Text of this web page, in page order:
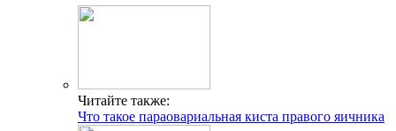
Читайте также:
Что такое параовариальная киста правого яичника